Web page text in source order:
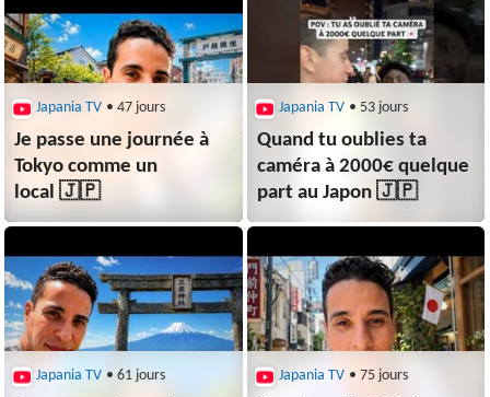
Japania TV • 47 jours
Je passe une journée à
Tokyo comme un
local 🇯🇵
Japania TV • 53 jours
Quand tu oublies ta
caméra à 2000€ quelque
part au Japon 🇯🇵
Japania TV • 61 jours Japania TV • 75 jours